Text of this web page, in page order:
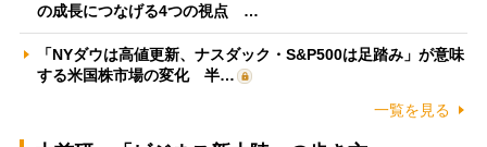
の成長につなげる4つの視点 …
「NYダウは高値更新、ナスダック・S&P500は足踏み」が意味
する米国株市場の変化 半…
一覧を見る